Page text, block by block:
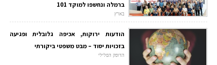
ברמלה ונחשפו למוקד 101
בארץ
הודעות ירוקות, אכיפה גלובלית ופגיעה
בזכויות יסוד – מבט משפטי ביקורתי
הדופק הפלילי